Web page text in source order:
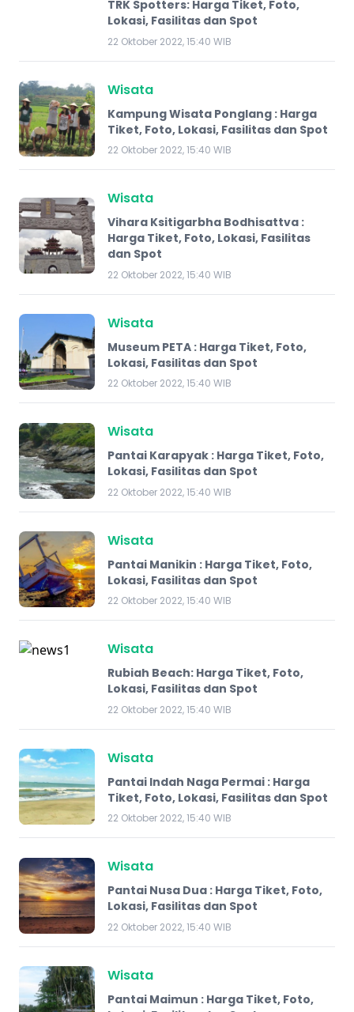
TRK Spotters: Harga Tiket, Foto,
Lokasi, Fasilitas dan Spot
22 Oktober 2022, 15:40 WIB
Wisata
Kampung Wisata Ponglang : Harga
Tiket, Foto, Lokasi, Fasilitas dan Spot
22 Oktober 2022, 15:40 WIB
Wisata
Vihara Ksitigarbha Bodhisattva :
Harga Tiket, Foto, Lokasi, Fasilitas
dan Spot
22 Oktober 2022, 15:40 WIB
Wisata
Museum PETA : Harga Tiket, Foto,
Lokasi, Fasilitas dan Spot
22 Oktober 2022, 15:40 WIB
Wisata
Pantai Karapyak : Harga Tiket, Foto,
Lokasi, Fasilitas dan Spot
22 Oktober 2022, 15:40 WIB
Wisata
Pantai Manikin : Harga Tiket, Foto,
Lokasi, Fasilitas dan Spot
22 Oktober 2022, 15:40 WIB
Wisata
Rubiah Beach: Harga Tiket, Foto,
Lokasi, Fasilitas dan Spot
22 Oktober 2022, 15:40 WIB
Wisata
Pantai Indah Naga Permai : Harga
Tiket, Foto, Lokasi, Fasilitas dan Spot
22 Oktober 2022, 15:40 WIB
Wisata
Pantai Nusa Dua : Harga Tiket, Foto,
Lokasi, Fasilitas dan Spot
22 Oktober 2022, 15:40 WIB
Wisata
Pantai Maimun : Harga Tiket, Foto,